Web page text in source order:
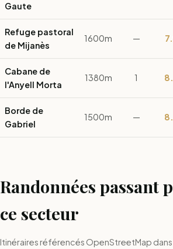
Gaute
Refuge pastoral
de Mijanès
1600m —
Cabane de
l'Anyell Morta
1380m 1
Borde de
Gabriel
1500m —
Randonnées passant
ce secteur
Itinéraires référencés OpenStreetMap dans